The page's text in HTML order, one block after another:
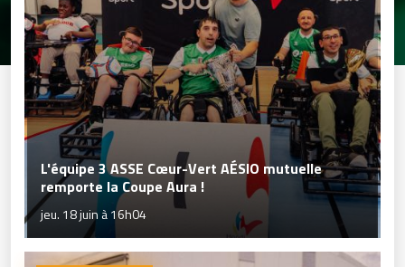
L'équipe 3 ASSE Cœur-Vert AÉSIO mutuelle
remporte la Coupe Aura !
jeu. 18 juin à 16h04